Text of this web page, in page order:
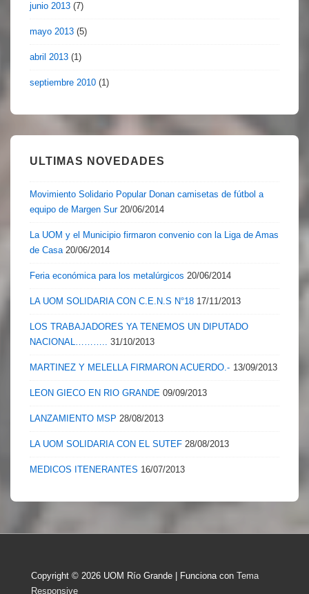
junio 2013 (7)
mayo 2013 (5)
abril 2013 (1)
septiembre 2010 (1)
ULTIMAS NOVEDADES
Movimiento Solidario Popular Donan camisetas de fútbol a
equipo de Margen Sur 20/06/2014
La UOM y el Municipio firmaron convenio con la Liga de Amas
de Casa 20/06/2014
Feria económica para los metalúrgicos 20/06/2014
LA UOM SOLIDARIA CON C.E.N.S N°18 17/11/2013
LOS TRABAJADORES YA TENEMOS UN DIPUTADO
NACIONAL………..
31/10/2013
MARTINEZ Y MELELLA FIRMARON ACUERDO.- 13/09/2013
LEON GIECO EN RIO GRANDE 09/09/2013
LANZAMIENTO MSP 28/08/2013
LA UOM SOLIDARIA CON EL SUTEF 28/08/2013
MEDICOS ITENERANTES 16/07/2013
Copyright © 2026 UOM Río Grande | Funciona con Tema
Responsive